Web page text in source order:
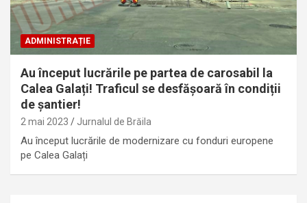
ADMINISTRAȚIE
Au început lucrările pe partea de carosabil la
Calea Galați! Traficul se desfășoară în condiții
de șantier!
2 mai 2023 Jurnalul de Brăila
Au început lucrările de modernizare cu fonduri europene
pe Calea Galați